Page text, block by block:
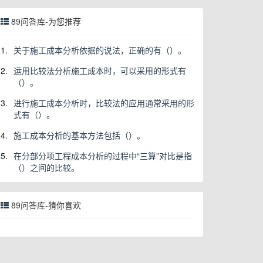
89问答库-为您推荐
1. 关于施工成本分析依据的说法，正确的有（）。
2. 运用比较法分析施工成本时，可以采用的形式有
（）。
3. 进行施工成本分析时，比较法的应用通常采用的形
式有（）。
4. 施工成本分析的基本方法包括（）。
5. 在分部分项工程成本分析的过程中“三算”对比是指
（）之间的比较。
89问答库-猜你喜欢